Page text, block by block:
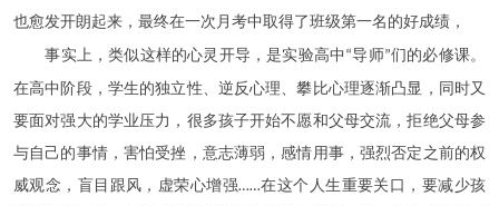
也愈发开朗起来，最终在一次月考中取得了班级第一名的好成绩，
事实上，类似这样的心灵开导，是实验高中 “导师”们的必修课。
在高中阶段，学生的独立性、逆反心理、攀比心理逐渐凸显，同时又
要面对强大的学业压力，很多孩子开始不愿和父母交流，拒绝父母参
与自己的事情，害怕受挫，意志薄弱，感情用事，强烈否定之前的权
威观念，盲目跟风，虚荣心增强……在这个人生重要关口，要减少孩